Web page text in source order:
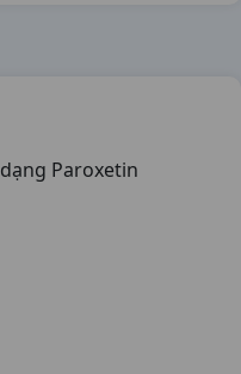
Paroxetin